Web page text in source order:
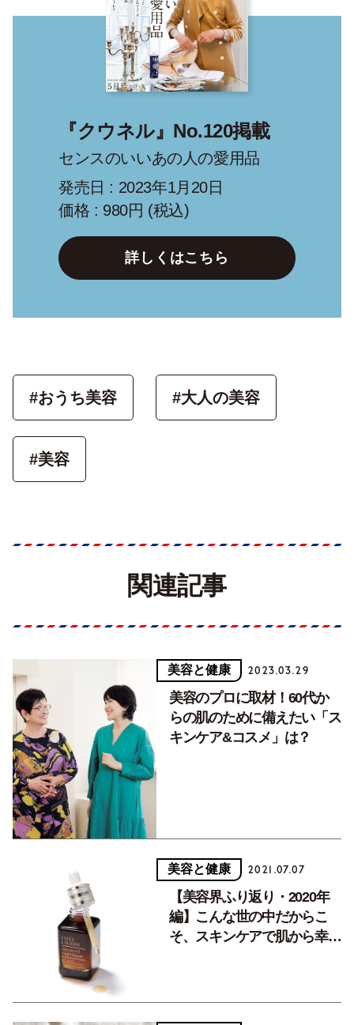
『クウネル』No.120掲載
センスのいいあの人の愛用品
発売日 : 2023年1月20日
価格 : 980円 (税込)
詳しくはこちら
#おうち美容 #大人の美容
#美容
関連記事
美容と健康 2023.03.29
美容のプロに取材！60代か
らの肌のために備えたい「ス
キンケア&コスメ」は？
美容と健康 2021.07.07
【美容界ふり返り・2020年
編】こんな世の中だからこ
そ、スキンケアで肌から幸せ